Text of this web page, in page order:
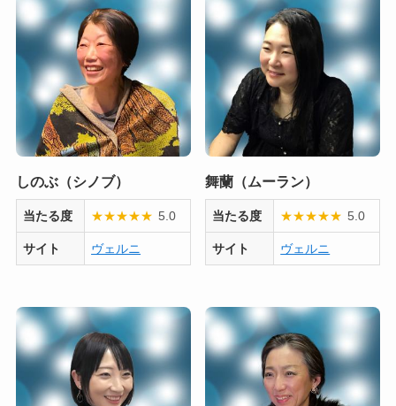
しのぶ（シノブ）
当たる度 ★★★★★ 5.0
サイト ヴェルニ
舞蘭（ムーラン）
当たる度 ★★★★★ 5.0
サイト ヴェルニ